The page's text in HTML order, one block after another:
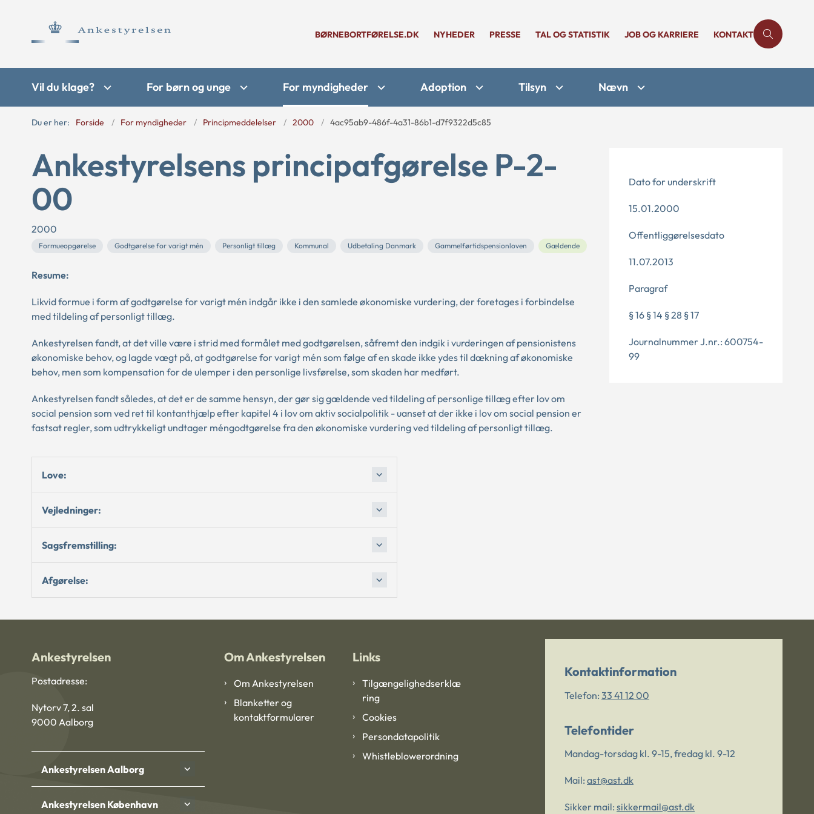
BØRNEBORTFØRELSE.DK NYHEDER PRESSE TAL OG STATISTIK JOB OG KARRIERE KONTAKT
Vil du klage? For børn og unge For myndigheder Adoption Tilsyn Nævn
Du er her: Forside For myndigheder Principmeddelelser 2000 4ac95ab9-486f-4a31-86b1-d7f9322d5c85
Ankestyrelsens principafgørelse P-2-
00
2000
Formueopgørelse Godtgørelse for varigt mén Personligt tillæg Kommunal Udbetaling Danmark Gammelførtidspensionloven Gældende
Resume:
Likvid formue i form af godtgørelse for varigt mén indgår ikke i den samlede økonomiske vurdering, der foretages i forbindelse
med tildeling af personligt tillæg.
Ankestyrelsen fandt, at det ville være i strid med formålet med godtgørelsen, såfremt den indgik i vurderingen af pensionistens
økonomiske behov, og lagde vægt på, at godtgørelse for varigt mén som følge af en skade ikke ydes til dækning af økonomiske
behov, men som kompensation for de ulemper i den personlige livsførelse, som skaden har medført.
Ankestyrelsen fandt således, at det er de samme hensyn, der gør sig gældende ved tildeling af personlige tillæg efter lov om
social pension som ved ret til kontanthjælp efter kapitel 4 i lov om aktiv socialpolitik - uanset at der ikke i lov om social pension er
fastsat regler, som udtrykkeligt undtager méngodtgørelse fra den økonomiske vurdering ved tildeling af personligt tillæg.
Love:
Vejledninger:
Sagsfremstilling:
Afgørelse:
Dato for underskrift
15.01.2000
Offentliggørelsesdato
11.07.2013
Paragraf
§ 16 § 14 § 28 § 17
Journalnummer J.nr.: 600754-
99
Ankestyrelsen
Postadresse:
Nytorv 7, 2. sal
9000 Aalborg
Ankestyrelsen Aalborg
Ankestyrelsen København
Om Ankestyrelsen
Om Ankestyrelsen
Blanketter og
kontaktformularer
Links
Tilgængelighedserklæ
ring
Cookies
Persondatapolitik
Whistleblowerordning
Kontaktinformation
Telefon: 33 41 12 00
Telefontider
Mandag-torsdag kl. 9-15, fredag kl. 9-12
Mail: ast@ast.dk
Sikker mail: sikkermail@ast.dk